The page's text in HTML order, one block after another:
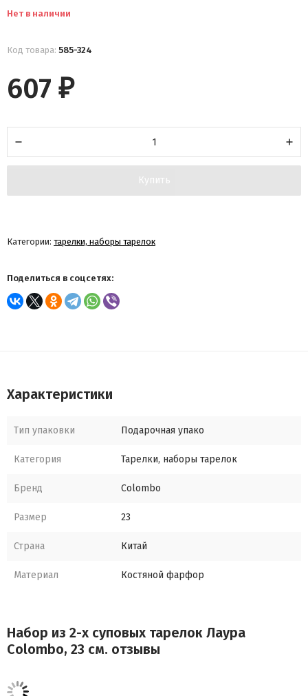
Нет в наличии
Код товара: 585-324
607 ₽
Купить
Категории: тарелки, наборы тарелок
Поделиться в соцсетях:
Характеристики
Тип упаковки Подарочная упако
Категория Тарелки, наборы тарелок
Бренд Colombo
Размер 23
Страна Китай
Материал Костяной фарфор
Набор из 2-х суповых тарелок Лаура
Colombo, 23 см. отзывы